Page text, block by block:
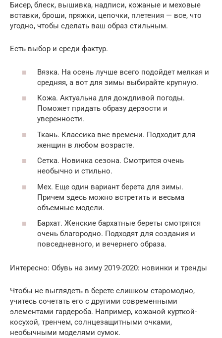
Бисер, блеск, вышивка, надписи, кожаные и меховые
вставки, броши, пряжки, цепочки, плетения — все, что
угодно, чтобы сделать ваш образ стильным.
Есть выбор и среди фактур.
Вязка. На осень лучше всего подойдет мелкая и
средняя, а вот для зимы выбирайте крупную.
Кожа. Актуальна для дождливой погоды.
Поможет придать образу дерзости и
уверенности.
Ткань. Классика вне времени. Подходит для
женщин в любом возрасте.
Сетка. Новинка сезона. Смотрится очень
необычно и стильно.
Мех. Еще один вариант берета для зимы.
Причем здесь можно встретить и весьма
объемные модели.
Бархат. Женские бархатные береты смотрятся
очень благородно. Подходят для создания и
повседневного, и вечернего образа.
Интересно: Обувь на зиму 2019-2020: новинки и тренды
Чтобы не выглядеть в берете слишком старомодно,
учитесь сочетать его с другими современными
элементами гардероба. Например, кожаной курткой-
косухой, тренчем, солнцезащитными очками,
необычными моделями сумок.